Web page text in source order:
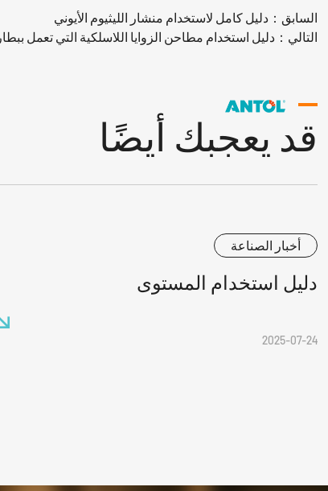
السابق：دليل كامل لاستخدام منشار الليثيوم الأيوني
التالي：دليل استخدام مطاحن الزوايا اللاسلكية التي تعمل
قد يعجبك أيضًا
أخبار الصناعة
دليل استخدام المستوى
2025-07-24